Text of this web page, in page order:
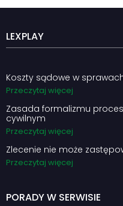
LEXPLAY
Koszty sądowe w
Przeczytaj więcej
Zasada formalizmu
cywilnym
Przeczytaj więcej
Zlecenie nie może
Przeczytaj więcej
PORADY W SERWISIE